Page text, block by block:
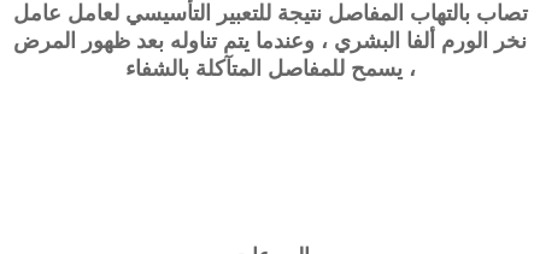
تصاب بالتهاب المفاصل نتيجة للتعبير التأسيسي لعامل عامل
نخر الورم ألفا البشري ، وعندما يتم تناوله بعد ظهور المرض
، يسمح للمفاصل المتآكلة بالشفاء